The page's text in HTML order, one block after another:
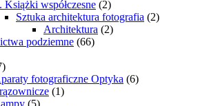
Książki współczesne (2)
Sztuka architektura fotografia (2)
Architektura (2)
podziemne (66)
fotograficzne Optyka (6)
(1)
(5)